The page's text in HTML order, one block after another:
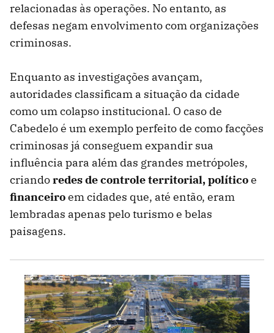
relacionadas às operações. No entanto, as
defesas negam envolvimento com organizações
criminosas.
Enquanto as investigações avançam,
autoridades classificam a situação da cidade
como um colapso institucional. O caso de
Cabedelo é um exemplo perfeito de como facções
criminosas já conseguem expandir sua
influência para além das grandes metrópoles,
criandoredes de controle territorial, políticoe
financeiroem cidades que, até então, eram
lembradas apenas pelo turismo e belas
paisagens.